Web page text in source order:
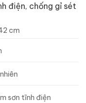
điện, chống gỉ sét
cm
sơn tĩnh điện